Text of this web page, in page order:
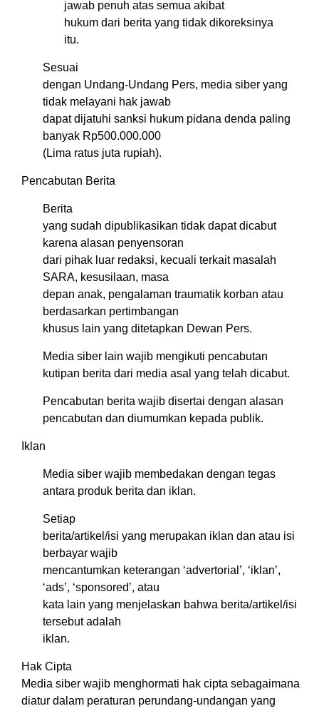
jawab penuh atas semua akibat
hukum dari berita yang tidak dikoreksinya
itu.
Sesuai
dengan Undang-Undang Pers, media siber yang
tidak melayani hak jawab
dapat dijatuhi sanksi hukum pidana denda paling
banyak Rp500.000.000
(Lima ratus juta rupiah).
Pencabutan Berita
Berita
yang sudah dipublikasikan tidak dapat dicabut
karena alasan penyensoran
dari pihak luar redaksi, kecuali terkait masalah
SARA, kesusilaan, masa
depan anak, pengalaman traumatik korban atau
berdasarkan pertimbangan
khusus lain yang ditetapkan Dewan Pers.
Media siber lain wajib mengikuti pencabutan
kutipan berita dari media asal yang telah dicabut.
Pencabutan berita wajib disertai dengan alasan
pencabutan dan diumumkan kepada publik.
Iklan
Media siber wajib membedakan dengan tegas
antara produk berita dan iklan.
Setiap
berita/artikel/isi yang merupakan iklan dan atau isi
berbayar wajib
mencantumkan keterangan ‘advertorial’, ‘iklan’,
‘ads’, ‘sponsored’, atau
kata lain yang menjelaskan bahwa berita/artikel/isi
tersebut adalah
iklan.
Hak Cipta
Media siber wajib menghormati hak cipta sebagaimana
diatur dalam peraturan perundang-undangan yang